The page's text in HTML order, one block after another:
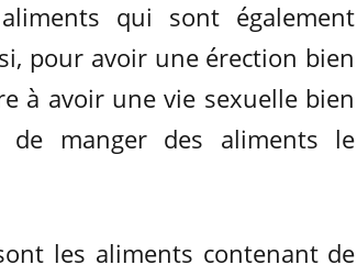
qui sont également
pour avoir une érection bien
à avoir une vie sexuelle bien
de manger des aliments le
les aliments contenant de